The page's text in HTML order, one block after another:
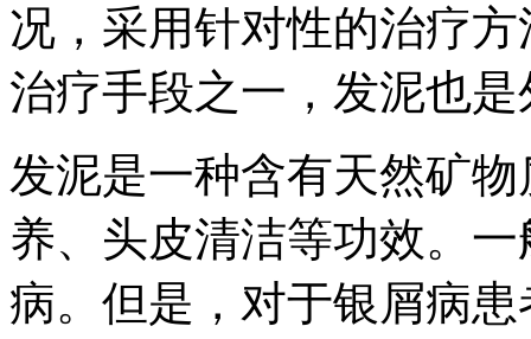
况，采用针对性的治疗
治疗手段之一，发泥也
发泥是一种含有天然矿
养、头皮清洁等功效。
病。但是，对于银屑病